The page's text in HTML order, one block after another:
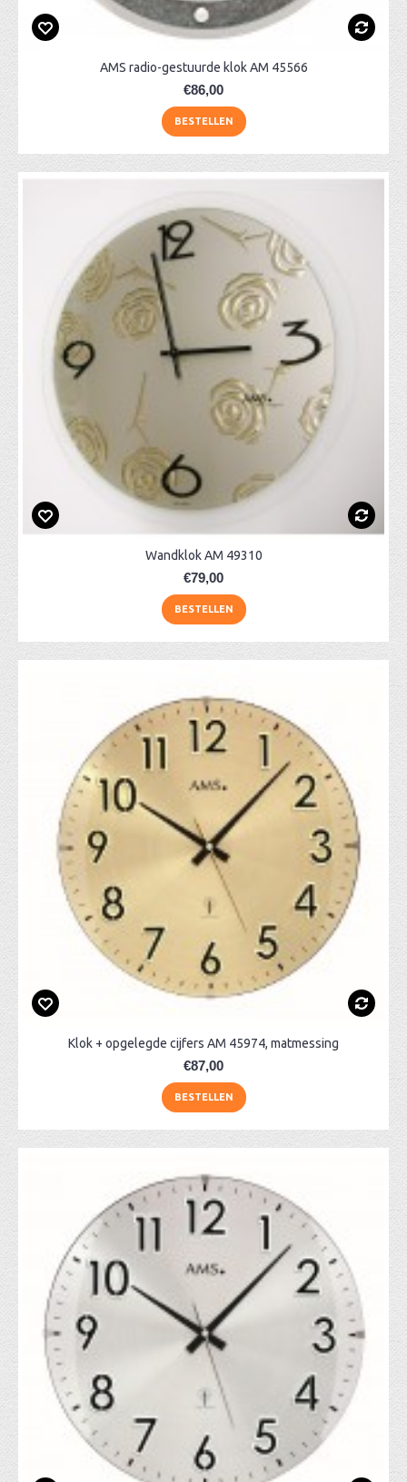
AMS radio-gestuurde klok AM 45566
€86,00
BESTELLEN
Wandklok AM 49310
€79,00
BESTELLEN
Klok + opgelegde cijfers AM 45974, matmessing
€87,00
BESTELLEN